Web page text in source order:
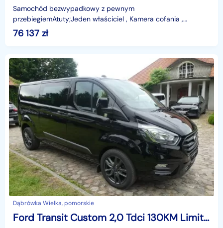
Samochód bezwypadkowy z pewnym
przebiegiemAtuty;Jeden właściciel , Kamera cofania ,
asystent pasa ruchu , BLIS , SYNC 3 , LED , wersja L3H3 ,2 x
Air-Bag .Pełna
76 137 zł
Dąbrówka Wielka, pomorskie
Ford Transit Custom 2,0 Tdci 130KM Limited Doka - 6 osobowy L2H1 Automat